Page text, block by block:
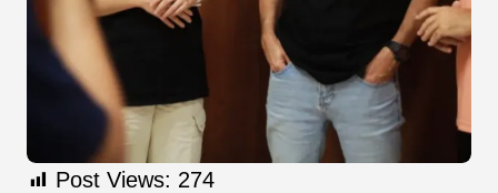
Post Views: 274